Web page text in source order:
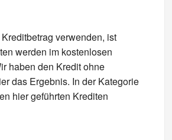
verwenden, ist
werden im kostenlosen
haben den Kredit ohne
das Ergebnis. In der Kategorie
hier geführten Krediten